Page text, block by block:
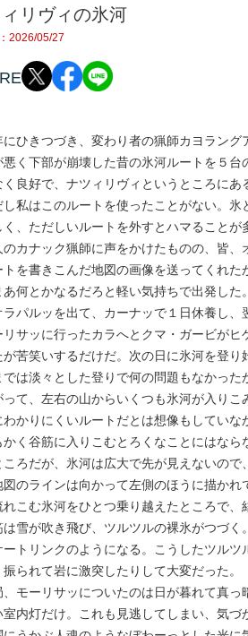
リヴィの氷河
2026/05/27
ひきつづき、変わり者の猟師カヨラング
悪く下部が崩壊した昔の氷河ルートを５
く良好で、ナツィリヴィというところにあ
私はこのルートを使ったことがない。氷
、ただしいルートを外すとハマることが
カナック猟師に声をかけたものの、皆、
トを書きこんだ地図の画像を送ってくれ
あ何とかなるだろと軽い気持ちで出発した。
パルッを出て、カーナッで１日休養し、
リサッに行ったカラへとクマ・ガービが
苦笑いするだけだ。次の日に氷河を登り
は淡々とした登りで何の問題もなかった
って、左右の山からいくつも氷河が入り
わかりにくいルートだとは想像もしていな
く谷筋に入りこむとろくなことにはなら
ころだが、氷河は広大で先が見えないの
図のラインは向かって左側のほうに描か
れこむ氷河をひとつ乗り越えたところで、
雪が吹き飛び、ツルツルの裸氷がつづく
ートリンクのようになる。こうしたツル
振られて岩に激突したりして大変だった。
モーリサッについたのは日が暮れて真っ
室内灯だけ。これも見逃してしまい、気